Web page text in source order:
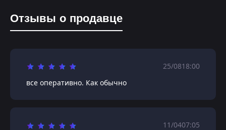
Отзывы о продавце
25/0818:00
все оперативно. Как обычно
11/0407:05